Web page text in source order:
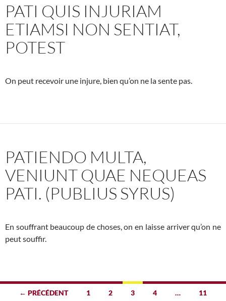
PATI QUIS INJURIAM
ETIAMSI NON SENTIAT,
POTEST
On peut recevoir une injure, bien qu’on ne la sente pas.
PATIENDO MULTA,
VENIUNT QUAE NEQUEAS
PATI. (PUBLIUS SYRUS)
En souffrant beaucoup de choses, on en laisse arriver qu’on ne
peut souffir.
Navigation
← PRÉCÉDENT 1 2 3 4 … 11